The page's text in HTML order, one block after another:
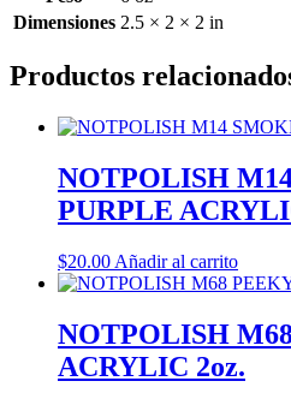
Dimensiones 2.5 × 2 × 2 in
Productos
NOTPOLISH
PURPLE
$20.00 Añadir al carrito
NOTPOLISH
ACRYLIC 2oz.